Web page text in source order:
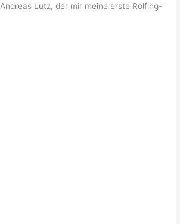
Lutz, der mir meine erste Rolfing-